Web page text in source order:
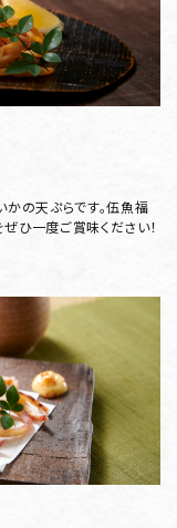
かの天ぷらです。伍魚福
ひ一度ご賞味ください！